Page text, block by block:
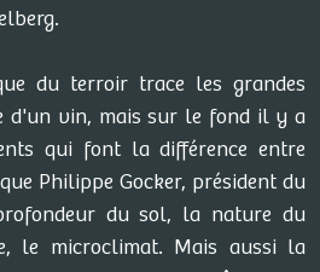
du terroir trace les grandes
d'un vin, mais sur le fond il y a
qui font la différence entre
Philippe Gocker, président du
du sol, la nature du
le microclimat. Mais aussi la